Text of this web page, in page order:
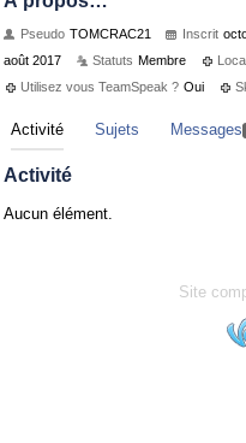
Pseudo TOMCRAC21 Inscrit
août 2017
Statuts Membre
Utilisez vous TeamSpeak ? Oui
Activité Sujets Messages
Activité
Aucun élément.
Site